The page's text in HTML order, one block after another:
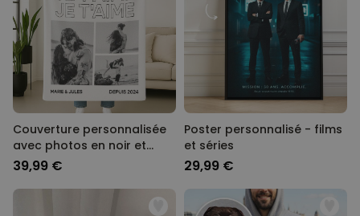
Couverture personnalisée
avec photos en noir et
blanc et texte
39,99 €
Poster personnalisé - films
et séries
29,99 €